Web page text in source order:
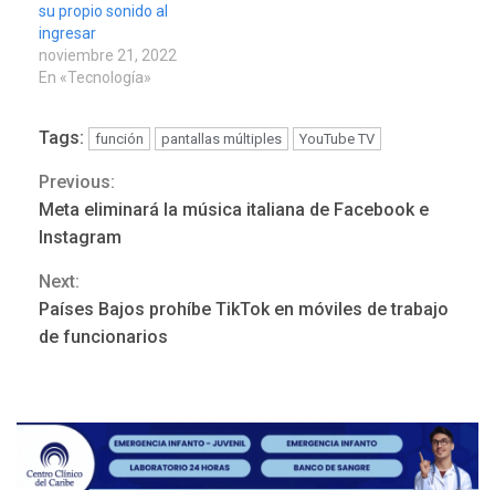
su propio sonido al
ingresar
noviembre 21, 2022
En «Tecnología»
Tags: función pantallas múltiples YouTube TV
Continue
Reading
Previous:
Meta eliminará la música italiana de Facebook e
Instagram
Next:
Países Bajos prohíbe TikTok en móviles de trabajo
de funcionarios
REGIONALES ÚLTIMA HORA
POLÍTICA
TITULARES
ÚLTIMA HORA